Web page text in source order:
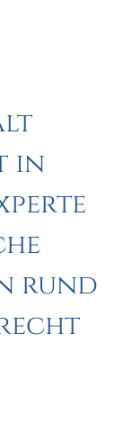
in
rund